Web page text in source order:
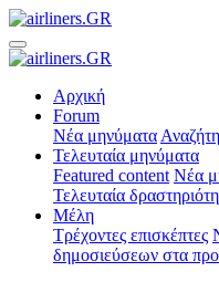
Αρχική
Forum
Νέα μηνύματα
Τελευταία μηνύματα
Featured content Νέα
Τελευταία
Μέλη
Τρέχοντες επισκέπτες
δημοσιεύσεων στα